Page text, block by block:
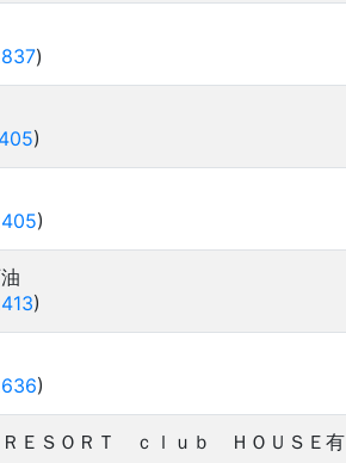
)
)
)
)
)
ＥＳＯＲＴ ｃｌｕｂ ＨＯＵＳＥ有